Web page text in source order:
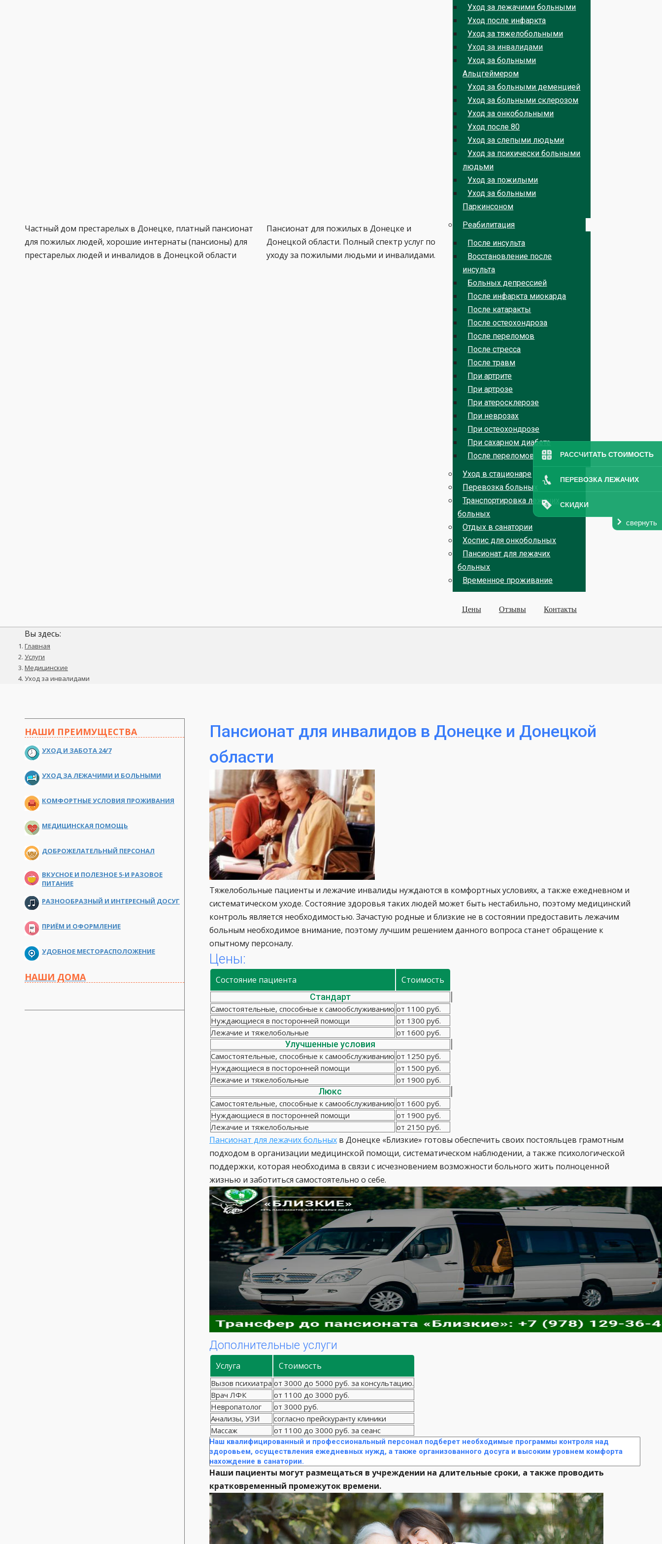
РАССЧИТАТЬ СТОИМОСТЬ
ПЕРЕВОЗКА ЛЕЖАЧИХ
СКИДКИ
свернуть
Частный дом престарелых в Донецке, платный пансионат
для пожилых людей, хорошие интернаты (пансионы) для
престарелых людей и инвалидов в Донецкой области
Пансионат для пожилых в Донецке и
Донецкой области. Полный спектр услуг по
уходу за пожилыми людьми и инвалидами.
Уход за лежачими больными
Уход после инфаркта
Уход за тяжелобольными
Уход за инвалидами
Уход за больными
Альцгеймером
Уход за больными деменцией
Уход за больными склерозом
Уход за онкобольными
Уход после 80
Уход за слепыми людьми
Уход за психически больными
людьми
Уход за пожилыми
Уход за больными
Паркинсоном
Реабилитация
После инсульта
Восстановление после
инсульта
Больных депрессией
После инфаркта миокарда
После катаракты
После остеохондроза
После переломов
После стресса
После травм
При артрите
При артрозе
При атеросклерозе
При неврозах
При остеохондрозе
При сахарном диабете
После переломов
Уход в стационаре
Перевозка больных
Транспортировка лежачих
больных
Отдых в санатории
Хоспис для онкобольных
Пансионат для лежачих
больных
Временное проживание
Цены Отзывы Контакты
Вы здесь:
Главная
Услуги
Медицинские
Уход за инвалидами
Пансионат для инвалидов в Донецке и Донецкой
области
Тяжелобольные пациенты и лежачие инвалиды нуждаются в комфортных условиях, а также ежедневном и
систематическом уходе. Состояние здоровья таких людей может быть нестабильно, поэтому медицинский
контроль является необходимостью. Зачастую родные и близкие не в состоянии предоставить лежачим
больным необходимое внимание, поэтому лучшим решением данного вопроса станет обращение к
опытному персоналу.
Цены:
Состояние пациента Стоимость
Стандарт
Самостоятельные, способные к самообслуживанию от 1100 руб.
Нуждающиеся в посторонней помощи
от 1300 руб.
Лежачие и тяжелобольные
от 1600 руб.
Улучшенные условия
Самостоятельные, способные к самообслуживанию от 1250 руб.
Нуждающиеся в посторонней помощи
от 1500 руб.
Лежачие и тяжелобольные
от 1900 руб.
Люкс
Самостоятельные, способные к самообслуживанию от 1600 руб.
Нуждающиеся в посторонней помощи
от 1900 руб.
Лежачие и тяжелобольные
от 2150 руб.
Пансионат для лежачих больных в Донецке «Близкие» готовы обеспечить своих постояльцев грамотным
подходом в организации медицинской помощи, систематическом наблюдении, а также психологической
поддержки, которая необходима в связи с исчезновением возможности больного жить полноценной
жизнью и заботиться самостоятельно о себе.
Дополнительные услуги
Услуга Стоимость
Вызов психиатра от 3000 до 5000 руб. за консультацию.
Врач ЛФК
от 1100 до 3000 руб.
Невропатолог
от 3000 руб.
Анализы, УЗИ
согласно прейскуранту клиники
Массаж
от 1100 до 3000 руб. за сеанс
Наш квалифицированный и профессиональный персонал подберет необходимые программы контроля над
здоровьем, осуществления ежедневных нужд, а также организованного досуга и высоким уровнем комфорта
нахождение в санатории.
Наши пациенты могут размещаться в учреждении на длительные сроки, а также проводить
кратковременный промежуток времени.
НАШИ ПРЕИМУЩЕСТВА
УХОД И ЗАБОТА 24/7
УХОД ЗА ЛЕЖАЧИМИ И БОЛЬНЫМИ
КОМФОРТНЫЕ УСЛОВИЯ ПРОЖИВАНИЯ
МЕДИЦИНСКАЯ ПОМОЩЬ
ДОБРОЖЕЛАТЕЛЬНЫЙ ПЕРСОНАЛ
ВКУСНОЕ И ПОЛЕЗНОЕ 5-И РАЗОВОЕ
ПИТАНИЕ
РАЗНООБРАЗНЫЙ И ИНТЕРЕСНЫЙ ДОСУГ
ПРИЁМ И ОФОРМЛЕНИЕ
УДОБНОЕ МЕСТОРАСПОЛОЖЕНИЕ
НАШИ ДОМА